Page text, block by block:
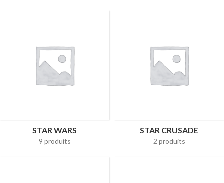
STAR WARS
9 produits
STAR CRUSADE
2 produits